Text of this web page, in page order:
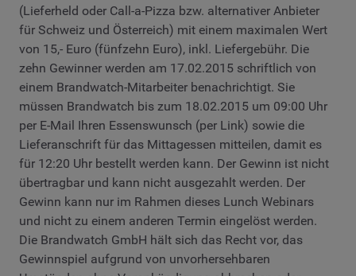
(Lieferheld oder Call-a-Pizza bzw. alternativer Anbieter
für Schweiz und Österreich) mit einem maximalen Wert
von 15,- Euro (fünfzehn Euro), inkl. Liefergebühr. Die
zehn Gewinner werden am 17.02.2015 schriftlich von
einem Brandwatch-Mitarbeiter benachrichtigt. Sie
müssen Brandwatch bis zum 18.02.2015 um 09:00 Uhr
per E-Mail Ihren Essenswunsch (per Link) sowie die
Lieferanschrift für das Mittagessen mitteilen, damit es
für 12:20 Uhr bestellt werden kann. Der Gewinn ist nicht
übertragbar und kann nicht ausgezahlt werden. Der
Gewinn kann nur im Rahmen dieses Lunch Webinars
und nicht zu einem anderen Termin eingelöst werden.
Die Brandwatch GmbH hält sich das Recht vor, das
Gewinnspiel aufgrund von unvorhersehbaren